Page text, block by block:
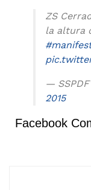
ZS
la altura
—
2015
Facebook